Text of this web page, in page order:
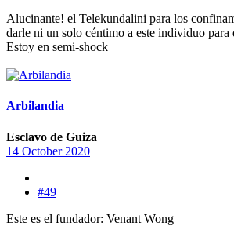
Alucinante! el Telekundalini para los
darle ni un solo céntimo a este individuo para
Estoy en semi-shock
Arbilandia
Esclavo de Guiza
14 October 2020
#49
Este es el fundador: Venant Wong